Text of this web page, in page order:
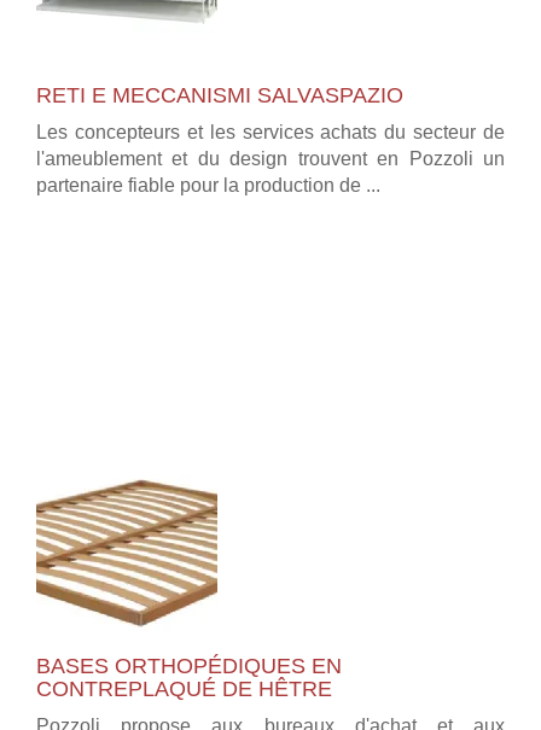
RETI E MECCANISMI SALVASPAZIO
Les concepteurs et les services achats du secteur de
l'ameublement et du design trouvent en Pozzoli un
partenaire fiable pour la production de ...
BASES ORTHOPÉDIQUES EN
CONTREPLAQUÉ DE HÊTRE
Pozzoli propose aux bureaux d'achat et aux